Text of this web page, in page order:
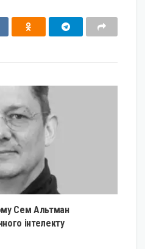
Сем Альтман
інтелекту